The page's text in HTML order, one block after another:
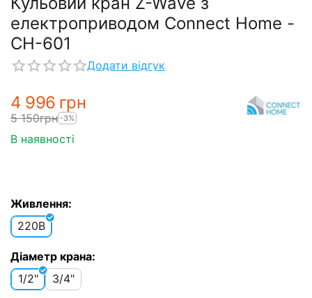
електроприводом Сonnect Home -
СН-601
Додати відгук
4 996 грн
5 150грн -3%
В наявності
Живлення:
220В
Діаметр крана:
1/2"
3/4"